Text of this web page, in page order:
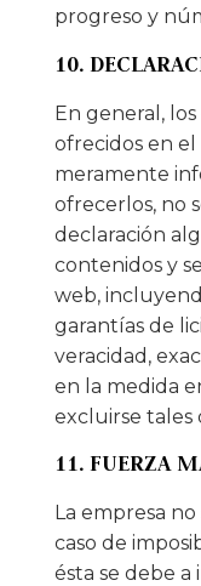
progreso y
10.
En general,
ofrecidos en
meramente
ofrecerlos, no
declaración
contenidos y
web,
garantías de
veracidad,
en la medida
excluirse tales
11. FUERZA
La empresa
caso de
ésta se debe